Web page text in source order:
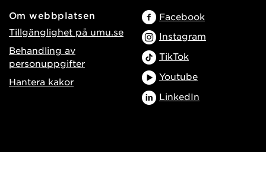
Om webbplatsen
Tillgänglighet på umu.se
Behandling av
personuppgifter
Hantera kakor
Facebook
Instagram
TikTok
Youtube
LinkedIn